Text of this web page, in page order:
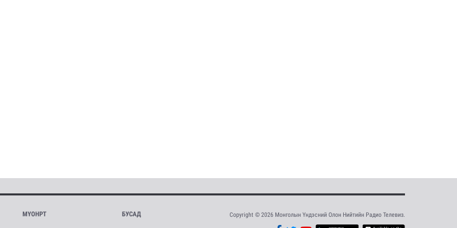
МҮОНРТ БУСАД Copyright © 2026 Монголын Үндэсний Олон Нийтийн Радио Телевиз.